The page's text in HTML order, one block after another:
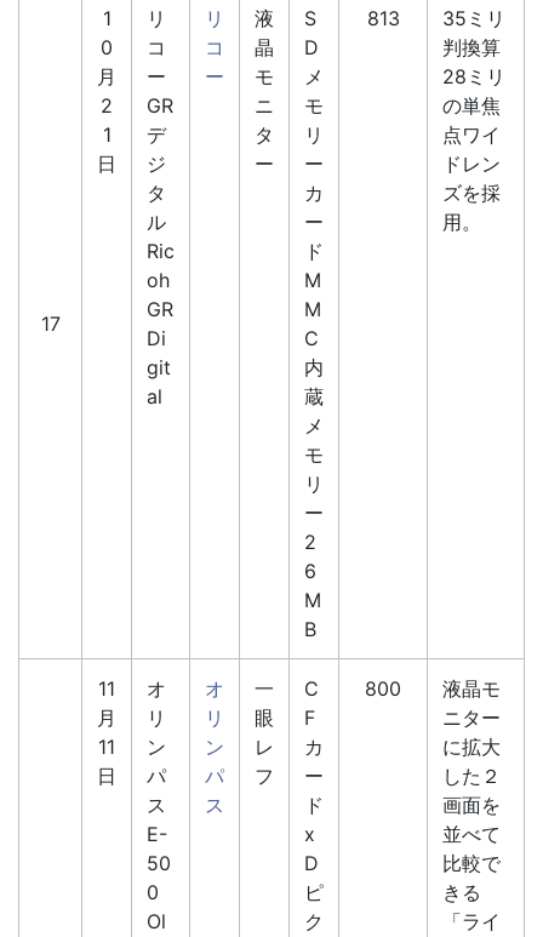
17
1
0
月
2
1
日
リ
コ
ー
GR
デ
ジ
タ
ル
Ric
oh
GR
Di
git
al
リ
コ
ー
液
晶
モ
ニ
タ
ー
S
D
メ
モ
リ
ー
カ
ー
ド
M
M
C
内
蔵
メ
モ
リ
ー
2
6
M
B
813
35ミリ
判換算
28ミリ
の単焦
点ワイ
ドレン
ズを採
用。
11
月
11
日
オ
リ
ン
パ
ス
E-
50
0
Ol
オ
リ
ン
パ
ス
一
眼
レ
フ
C
F
カ
ー
ド
x
D
ピ
ク
800
液晶モ
ニター
に拡大
した２
画面を
並べて
比較で
きる
「ライ